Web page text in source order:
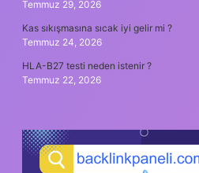
Temmuz 29, 2026
Kas sıkışmasına sıcak iyi gelir mi ?
Temmuz 24, 2026
HLA-B27 testi neden istenir ?
Temmuz 22, 2026